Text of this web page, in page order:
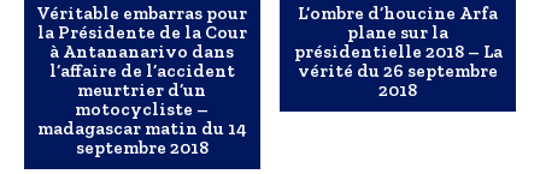
Véritable embarras pour
la Présidente de la Cour
à Antananarivo dans
l’affaire de l’accident
meurtrier d’un
motocycliste –
madagascar matin du 14
septembre 2018
L’ombre d’houcine Arfa
plane sur la
présidentielle 2018 – La
vérité du 26 septembre
2018